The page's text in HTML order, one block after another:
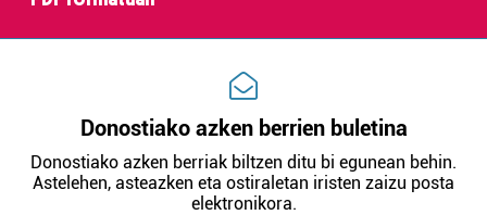
Donostiako azken berrien buletina
Donostiako azken berriak biltzen ditu bi egunean behin.
Astelehen, asteazken eta ostiraletan iristen zaizu posta
elektronikora.